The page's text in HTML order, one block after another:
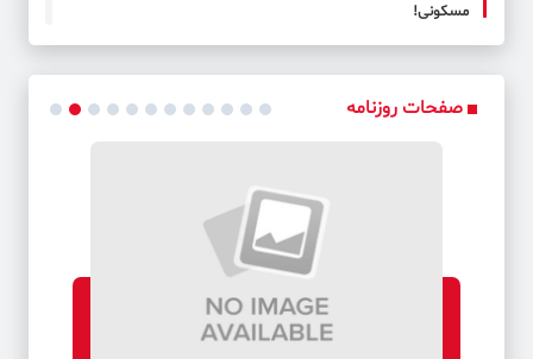
مسکونی!
کد خبر: 13917
حمایت بیمه سرمد از صنایع تولیدی
دومین مدیر ارشد فروش بیمه باران حکم خود را دریافت کرد
صفحات روزنامه